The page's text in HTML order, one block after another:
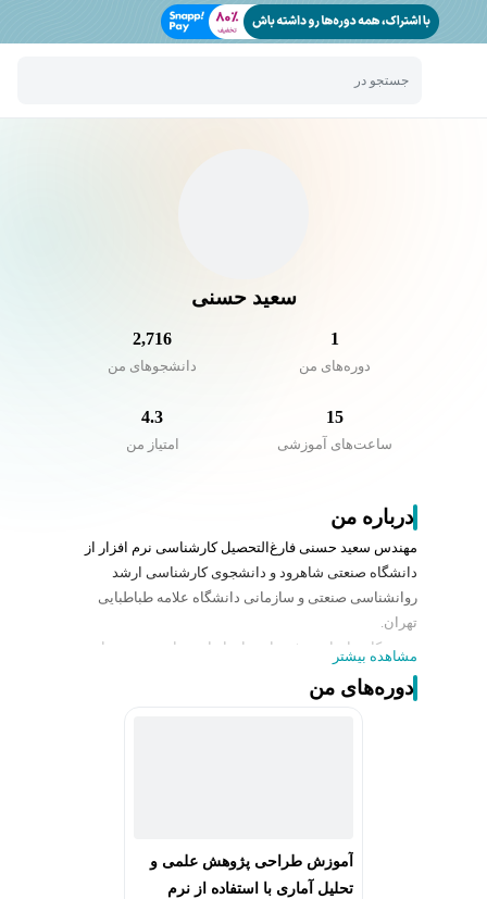
جستجو در
سعید حسنی
1
دوره‌های من
2,716
دانشجو‌های من
15
ساعت‌های آموزشی
4.3
امتیاز من
درباره من
مهندس سعید حسنی فارغ‌التحصیل کارشناسی نرم افزار از
دانشگاه صنعتی شاهرود و دانشجوی کارشناسی ارشد
روانشناسی صنعتی و سازمانی دانشگاه علامه طباطبایی
تهران.
تجربه کار و انجام پروژه هایی با زبانهای برنامه نویسی پایتون
و R. فعال در حوزه های علم داده و تحلیل داده ها
مشاهده بیشتر
دوره‌های من
آموزش طراحی پژوهش علمی و
تحلیل آماری با استفاده از نرم